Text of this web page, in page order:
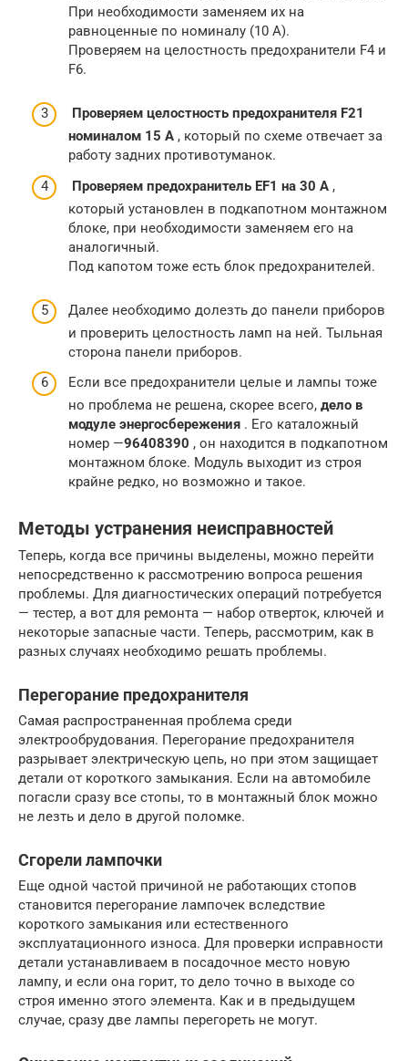
При необходимости заменяем их на
равноценные по номиналу (10 А).
Проверяем на целостность предохранители F4 и
F6.
Проверяем целостность предохранителя F21
номиналом 15 А , который по схеме отвечает за
работу задних противотуманок.
Проверяем предохранитель EF1 на 30 А ,
который установлен в подкапотном монтажном
блоке, при необходимости заменяем его на
аналогичный.
Под капотом тоже есть блок предохранителей.
Далее необходимо долезть до панели приборов
и проверить целостность ламп на ней. Тыльная
сторона панели приборов.
Если все предохранители целые и лампы тоже
но проблема не решена, скорее всего, дело в
модуле энергосбережения . Его каталожный
номер —96408390 , он находится в подкапотном
монтажном блоке. Модуль выходит из строя
крайне редко, но возможно и такое.
Методы устранения неисправностей
Теперь, когда все причины выделены, можно перейти
непосредственно к рассмотрению вопроса решения
проблемы. Для диагностических операций потребуется
— тестер, а вот для ремонта — набор отверток, ключей и
некоторые запасные части. Теперь, рассмотрим, как в
разных случаях необходимо решать проблемы.
Перегорание предохранителя
Самая распространенная проблема среди
электрообрудования. Перегорание предохранителя
разрывает электрическую цепь, но при этом защищает
детали от короткого замыкания. Если на автомобиле
погасли сразу все стопы, то в монтажный блок можно
не лезть и дело в другой поломке.
Сгорели лампочки
Еще одной частой причиной не работающих стопов
становится перегорание лампочек вследствие
короткого замыкания или естественного
эксплуатационного износа. Для проверки исправности
детали устанавливаем в посадочное место новую
лампу, и если она горит, то дело точно в выходе со
строя именно этого элемента. Как и в предыдущем
случае, сразу две лампы перегореть не могут.